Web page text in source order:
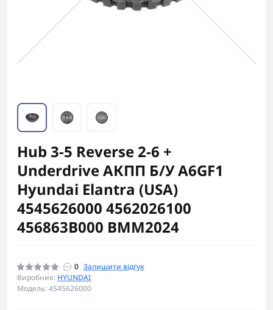
Hub 3-5 Reverse 2-6 +
Underdrive АКПП Б/У A6GF1
Hyundai Elantra (USA)
4545626000 4562026100
456863B000 BMM2024
0 Залишити відгук
Виробник: HYUNDAI
Модель: 4545626000